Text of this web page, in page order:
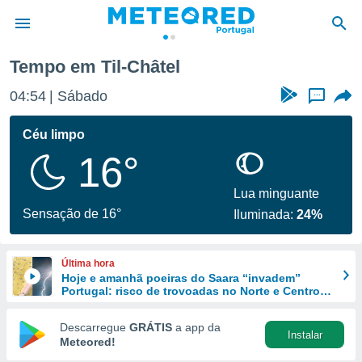
da
foi
fornecidas
a este
das
e
forma
digital
Tempo em Til-Châtel
04:54 Sábado ...
Céu limpo
16°
Sensação de 16°
Lua minguante
Iluminada:24%
Última hora
Hoje e amanhã poeiras do Saara “invadem”
Portugal: risco de trovoadas no Norte e Centro
Descarregue GRÁTIS a app da
Meteored!
Instalar